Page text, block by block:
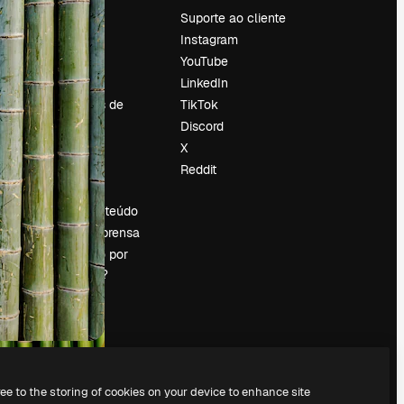
Preços
Sobre nós
Reviews
Emprego
Tendências de
pesquisa
Blog
Eventos
Slidesgo
Vender conteúdo
Sala de imprensa
Procurando por
magnific.ai?
Suporte ao cliente
Instagram
YouTube
LinkedIn
TikTok
Discord
X
Reddit
to the storing of cookies on your device to enhance site